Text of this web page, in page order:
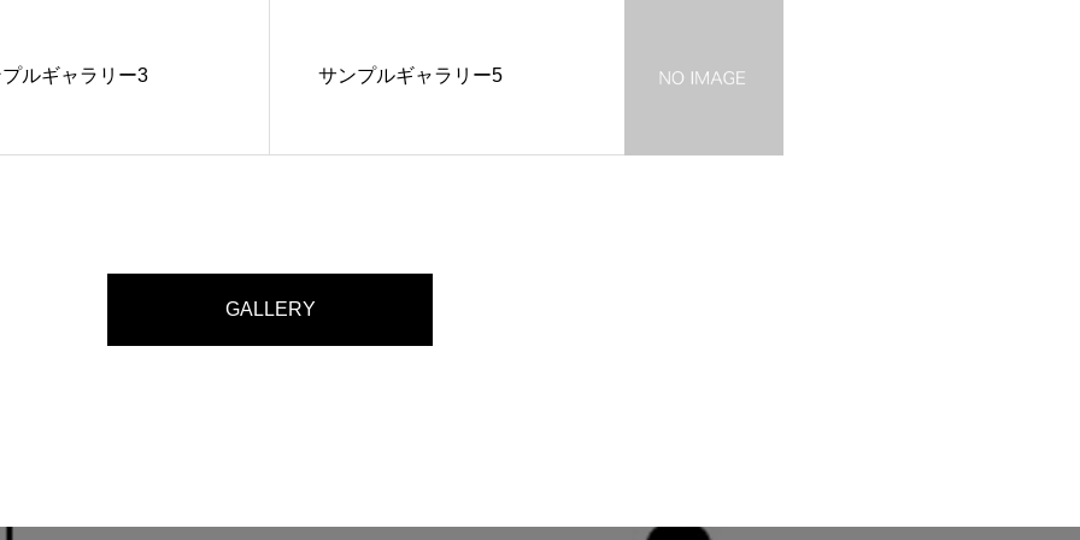
ルギャラリー3 サンプルギャラリー5
GALLERY